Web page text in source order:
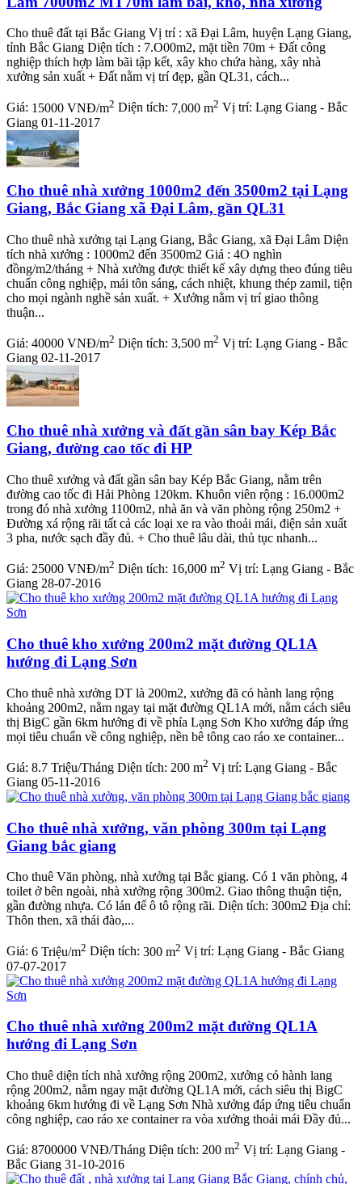
Cho thuê đất tại Bắc Giang Vị trí : xã Đại Lâm, huyện Lạng Giang,
tỉnh Bắc Giang Diện tích : 7.O00m2, mặt tiền 70m + Đất công
nghiệp thích hợp làm bãi tập kết, xây kho chứa hàng, xây nhà
xưởng sản xuất + Đất nằm vị trí đẹp, gần QL31, cách...
Giá: 15000 VNĐ/m2 Diện tích: 7,000 m2 Vị trí: Lạng Giang - Bắc
Giang 01-11-2017
Cho thuê nhà xưởng 1000m2 đến 3500m2 tại Lạng
Giang, Bắc Giang xã Đại Lâm, gần QL31
Cho thuê nhà xưởng tại Lạng Giang, Bắc Giang, xã Đại Lâm Diện
tích nhà xưởng : 1000m2 đến 3500m2 Giá : 4O nghìn
đồng/m2/tháng + Nhà xưởng được thiết kế xây dựng theo đúng tiêu
chuẩn công nghiệp, mái tôn sáng, cách nhiệt, khung thép zamil, tiện
cho mọi ngành nghề sản xuất. + Xưởng nằm vị trí giao thông
thuận...
Giá: 40000 VNĐ/m2 Diện tích: 3,500 m2 Vị trí: Lạng Giang - Bắc
Giang 02-11-2017
Cho thuê nhà xưởng và đất gần sân bay Kép Bắc
Giang, đường cao tốc đi HP
Cho thuê xưởng và đất gần sân bay Kép Bắc Giang, nằm trên
đường cao tốc đi Hải Phòng 120km. Khuôn viên rộng : 16.000m2
trong đó nhà xưởng 1100m2, nhà ăn và văn phòng rộng 250m2 +
Đường xá rộng rãi tất cả các loại xe ra vào thoải mái, điện sản xuất
3 pha, nước sạch đầy đủ. + Cho thuê lâu dài, thủ tục nhanh...
Giá: 25000 VNĐ/m2 Diện tích: 16,000 m2 Vị trí: Lạng Giang - Bắc
Giang 28-07-2016
Cho thuê kho xưởng 200m2 mặt đường QL1A
hướng đi Lạng Sơn
Cho thuê nhà xưởng DT là 200m2, xưởng đã có hành lang rộng
khoảng 200m2, nằm ngay tại mặt đường QL1A mới, nằm cách siêu
thị BigC gần 6km hướng đi về phía Lạng Sơn Kho xưởng đáp ứng
mọi tiêu chuẩn về công nghiệp, nền bê tông cao ráo xe container...
Giá: 8.7 Triệu/Tháng Diện tích: 200 m2 Vị trí: Lạng Giang - Bắc
Giang 05-11-2016
Cho thuê nhà xưởng, văn phòng 300m tại Lạng
Giang bắc giang
Cho thuê Văn phòng, nhà xưởng tại Bắc giang. Có 1 văn phòng, 4
toilet ở bên ngoài, nhà xưởng rộng 300m2. Giao thông thuận tiện,
gần đường nhựa. Có lán để ô tô rộng rãi. Diện tích: 300m2 Địa chỉ:
Thôn then, xã thái đào,...
Giá: 6 Triệu/m2 Diện tích: 300 m2 Vị trí: Lạng Giang - Bắc Giang
07-07-2017
Cho thuê nhà xưởng 200m2 mặt đường QL1A
hướng đi Lạng Sơn
Cho thuê diện tích nhà xưởng rộng 200m2, xưởng có hành lang
rộng 200m2, nằm ngay mặt đường QL1A mới, cách siêu thị BigC
khoảng 6km hướng đi về Lạng Sơn Nhà xưởng đáp ứng tiêu chuẩn
công nghiệp, cao ráo xe container ra vòa xưởng thoải mái Đầy đủ...
Giá: 8700000 VNĐ/Tháng Diện tích: 200 m2 Vị trí: Lạng Giang -
Bắc Giang 31-10-2016